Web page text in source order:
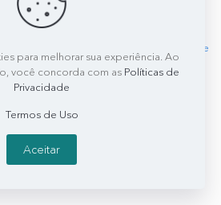
[…]
Read more
para melhorar sua experiência. Ao
você concorda com as Políticas de
Privacidade
Termos de Uso
Aceitar